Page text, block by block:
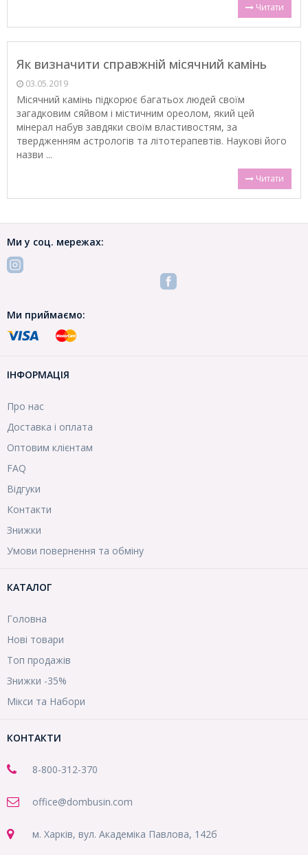
Читати
Як визначити справжній місячний камінь
03.05.2019
Місячний камінь підкорює багатьох людей своїм
загадковим сяйвом і містичним ореолом, який цей
мінерал набув завдяки своїм властивостям, за
твердженням астрологів та літотерапевтів. Наукові його
назви ...
Читати
Ми у соц. мережах:
Ми приймаємо:
ІНФОРМАЦІЯ
Про нас
Доставка і оплата
Оптовим клієнтам
FAQ
Відгуки
Контакти
Знижки
Умови повернення та обміну
КАТАЛОГ
Головна
Нові товари
Топ продажів
Знижки -35%
Мікси та Набори
КОНТАКТИ
8-800-312-370
office@dombusin.com
м. Харків, вул. Академіка Павлова, 142б